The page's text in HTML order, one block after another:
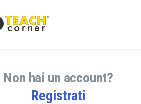
Non hai un account?
Registrati